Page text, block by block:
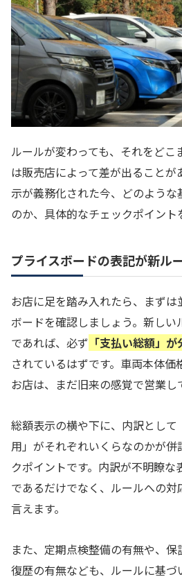
ルールが変わっても、それをどこ
は販売店によって差が出ることが
示が義務化された今、どのよう
のか、具体的なチェックポイント
プライスボードの表記が新ル
お店に足を踏み入れたら、まず
ボードを確認しましょう。新しい
であれば、必ず 「支払い総額」
されているはずです。車両本体価
お店は、まだ旧来の感覚で営業し
総額表示の横や下に、内訳とし
用」がそれぞれいくらなのかが
クポイントです。内訳が不明瞭
であるだけでなく、ルールへの
言えます。
また、定期点検整備の有無や、
復歴の有無なども、ルールに基